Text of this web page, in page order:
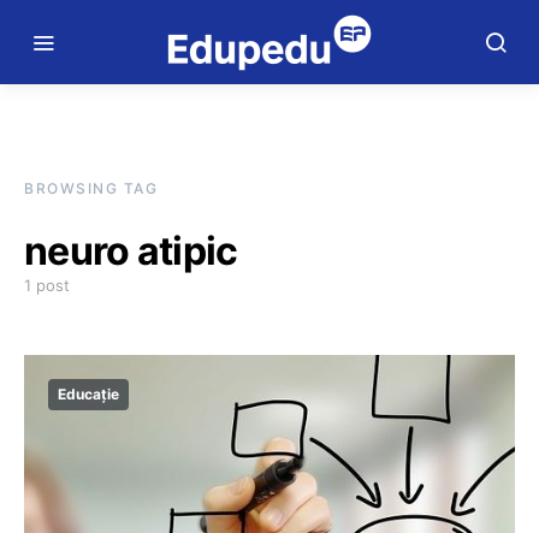
BROWSING TAG
neuro atipic
1 post
Educație